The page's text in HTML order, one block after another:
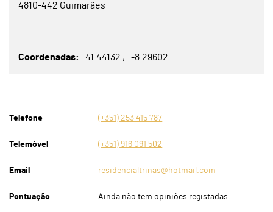
4810-442 Guimarães
Coordenadas 41.44132 -8.29602
Telefone (+351) 253 415 787
Telemóvel (+351) 916 091 502
Email residencialtrinas@hotmail.com
Pontuação Ainda não tem opiniões registadas